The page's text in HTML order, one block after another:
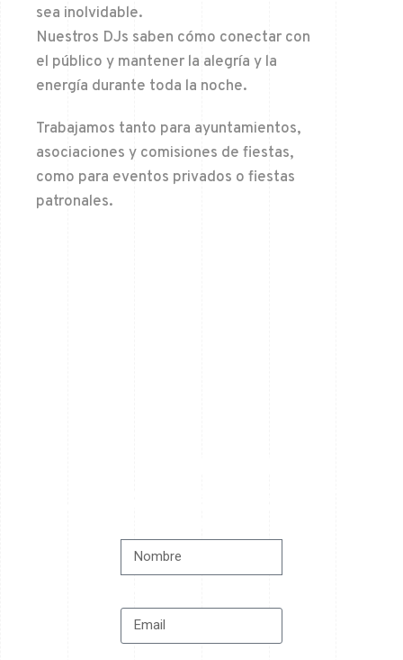
sea inolvidable.
Nuestros DJs saben cómo conectar con
el público y mantener la alegría y la
energía durante toda la noche.
Trabajamos tanto para ayuntamientos,
asociaciones y comisiones de fiestas,
como para eventos privados o fiestas
patronales.